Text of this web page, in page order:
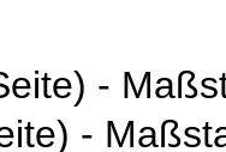
-
-